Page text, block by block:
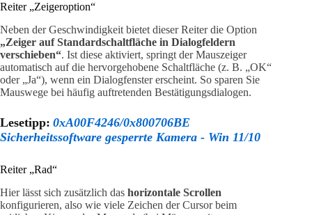
Reiter „Zeigeroption“
Neben der Geschwindigkeit bietet dieser Reiter die Option
„Zeiger auf Standardschaltfläche in Dialogfeldern
verschieben“. Ist diese aktiviert, springt der Mauszeiger
automatisch auf die hervorgehobene Schaltfläche (z. B. „OK“
oder „Ja“), wenn ein Dialogfenster erscheint. So sparen Sie
Mauswege bei häufig auftretenden Bestätigungsdialogen.
Lesetipp: 0xA00F4246/0x800706BE
Sicherheitssoftware gesperrte Kamera - Win 11/10
Reiter „Rad“
Hier lässt sich zusätzlich das horizontale Scrollen
konfigurieren, also wie viele Zeichen der Cursor beim